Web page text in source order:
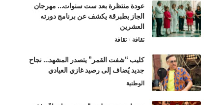
عودة منتظرة بعد ست سنوات… مهرجان
الجاز بطبرقة يكشف عن برنامج دورته
العشرين
ثقافة ثقافة
كليب “شفت القمر” يتصدر المشهد… نجاح
جديد يُضاف إلى رصيد غازي العيادي
الوطنية